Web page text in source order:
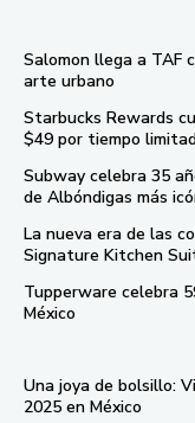
Salomon llega a TAF
arte urbano
Starbucks Rewards
$49 por tiempo
Subway celebra 35
de Albóndigas más
La nueva era de las
Signature Kitchen
Tupperware celebra
México
Una joya de bolsillo:
2025 en México